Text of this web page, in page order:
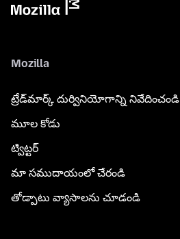
Mozilla
ట్రేడ్‌మార్క్ దుర్వినియోగాన్ని నివేదించండి
మూల కోడు
ట్విట్టర్
మా సముదాయంలో చేరండి
తోడ్పాటు వ్యాసాలను చూడండి